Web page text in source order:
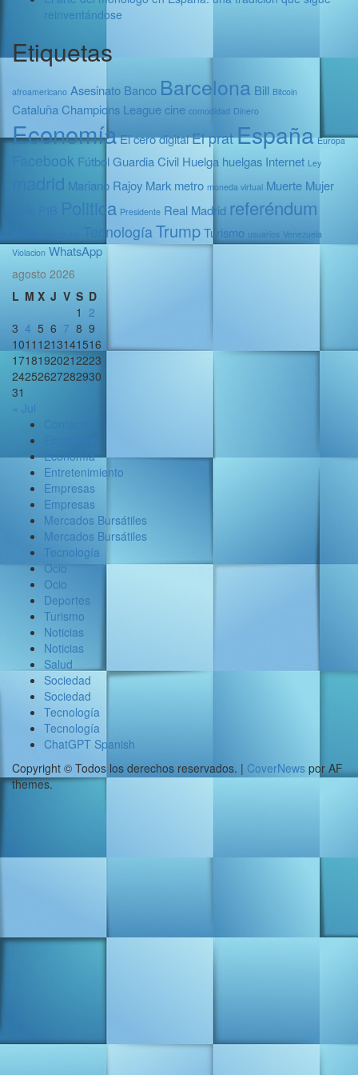
reinventándose
Etiquetas
afroamericano Asesinato Banco Barcelona Bill Bitcoin
Cataluña Champions Leaguecine comodidad Dinero
EconomíaEl cero digitalEl pratEspaña Europa
Facebook FútbolGuardia Civil Huelga huelgas Internet Ley
madrid Mariano Rajoy Mark metro moneda virtual Muerte Mujer
Politica Presidente Real Madrid referéndum
TecnologíaTrumpTurismo usuarios Venezuela
Violacion WhatsApp
agosto 2026
L M X J V S D
1 2
3 4 5 6 7 8 9
1011 1213141516
17181920212223
24252627282930
31
« Jul
Economía
Entretenimiento
Empresas
Empresas
Mercados Bursátiles
Mercados Bursátiles
Tecnología
Ocio
Ocio
Deportes
Turismo
Noticias
Noticias
Salud
Sociedad
Sociedad
Tecnología
Tecnología
ChatGPT Spanish
Copyright © Todos los derechos reservados. | CoverNews por AF
themes.